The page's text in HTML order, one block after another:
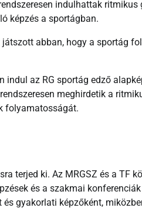
indulhattak
képzés a sportágban.
abban, hogy a sportág
az RG sportág edző
meghirdetik a
folyamatosságát.
terjed ki. Az MRGSZ és a TF
és a szakmai
gyakorlati képzőként,